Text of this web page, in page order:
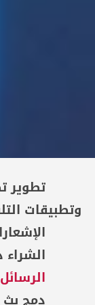
تطوير
وتطبيقات
دمج